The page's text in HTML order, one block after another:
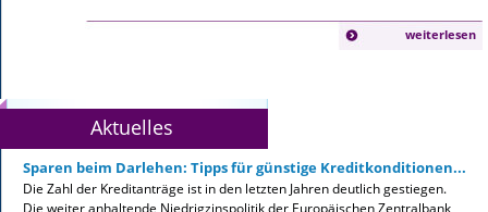
weiterlesen
Aktuelles
Sparen beim Darlehen: Tipps für günstige Kreditkonditionen...
Die Zahl der Kreditanträge ist in den letzten Jahren deutlich gestiegen.
Die weiter anhaltende Niedrigzinspolitik der Europäischen Zentralbank